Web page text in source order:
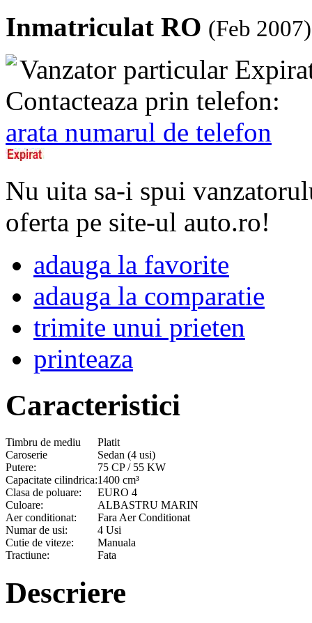
Inmatriculat RO (Feb 2007)
Vanzator particular
Contacteaza prin telefon:
arata numarul de telefon
Nu uita sa-i spui
oferta pe site-ul auto.ro!
adauga la favorite
adauga la comparatie
trimite unui prieten
printeaza
Caracteristici
Timbru de mediu
Platit
Caroserie
Sedan (4 usi)
Putere:
75 CP / 55 KW
Capacitate cilindrica:1400 cm³
Clasa de poluare:
EURO 4
Culoare:
ALBASTRU MARIN
Aer conditionat:
Fara Aer Conditionat
Numar de usi:
4 Usi
Cutie de viteze:
Manuala
Tractiune:
Fata
Descriere